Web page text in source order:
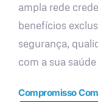
ampla rede
benefícios
segurança,
com a sua
Compromisso